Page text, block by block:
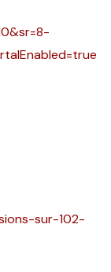
sur-102-